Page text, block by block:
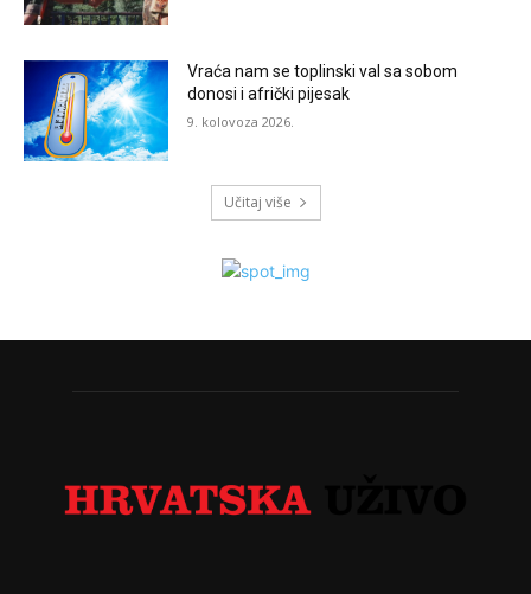
Vraća nam se toplinski val sa sobom
donosi i afrički pijesak
9. kolovoza 2026.
Učitaj više